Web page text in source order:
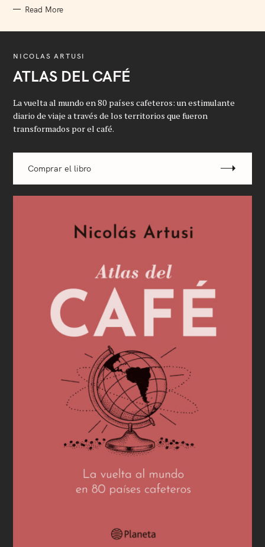
Read More
NICOLAS ARTUSI
ATLAS DEL CAFÉ
La vuelta al mundo en 80 países cafeteros: un estimulante
diario de viaje a través de los territorios que fueron
transformados por el café.
Comprar el libro